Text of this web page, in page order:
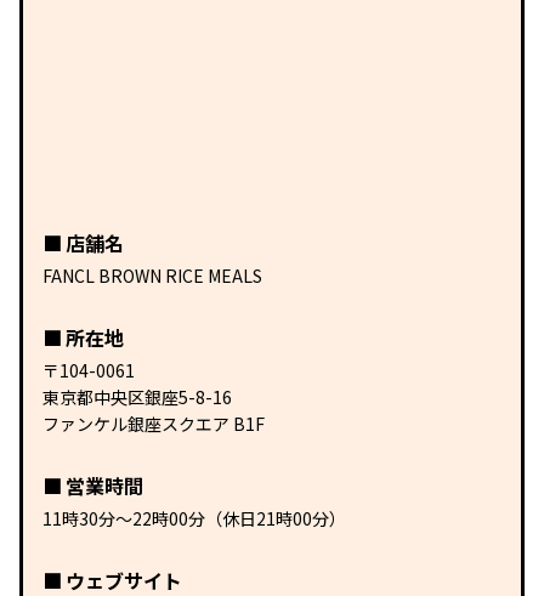
店舗名
FANCL BROWN RICE MEALS
所在地
〒104-0061
東京都中央区銀座5-8-16
ファンケル銀座スクエア B1F
営業時間
11時30分〜22時00分（休日21時00分）
ウェブサイト